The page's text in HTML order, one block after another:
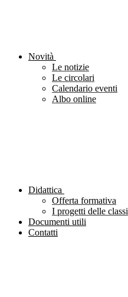
Novità
Le notizie
Le circolari
Calendario eventi
Albo online
Didattica
Offerta formativa
I progetti delle classi
Documenti utili
Contatti